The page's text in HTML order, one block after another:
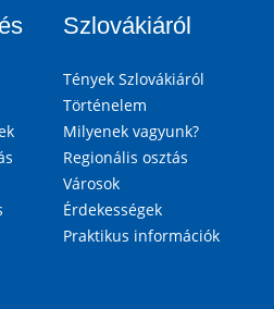
Szlovákiáról
Tények Szlovákiáról
Történelem
Milyenek vagyunk?
Regionális osztás
Városok
Érdekességek
Praktikus információk